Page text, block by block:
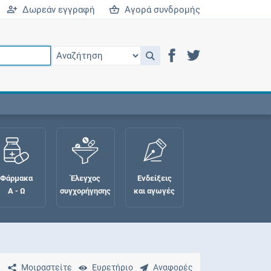
Δωρεάν εγγραφή Αγορά συνδρομής
Φάρμακα
Α - Ω
Έλεγχος
συγχορήγησης
Ενδείξεις
και αγωγές
Μοιραστείτε Ευρετήριο Αναφορές